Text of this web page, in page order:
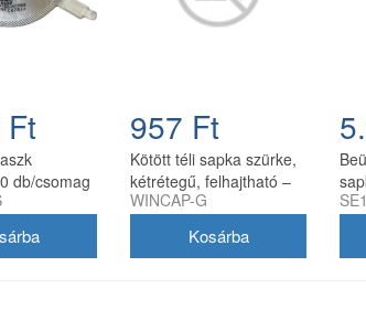
db/csomag
957 Ft
Kötött téli sapka szürke,
kétrétegű, felhajtható –
100% akril
WINCAP-G